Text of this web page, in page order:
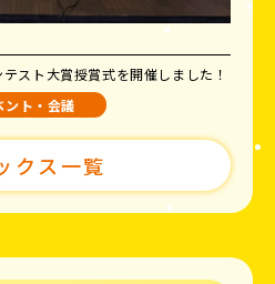
スト大賞授賞式を開催しました！
ント・会議
クス一覧